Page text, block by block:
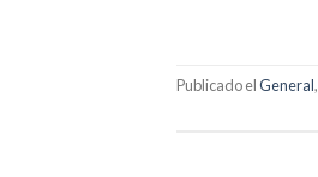
Publicado elGeneral,